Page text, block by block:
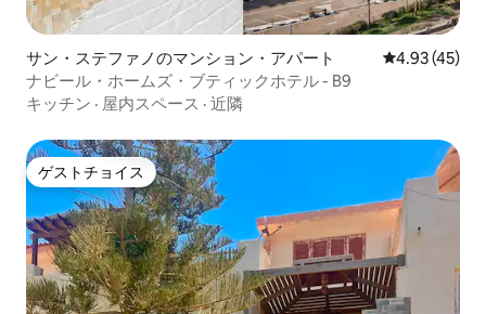
サン・ステファノのマンション・アパート レビュー45
4.93 (45)
ナビール・ホームズ・ブティックホテル - B9
キッチン · 屋内スペース · 近隣
ゲストチョイス
ゲストチョイス